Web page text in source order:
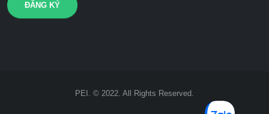
ĐĂNG KÝ
PEI. © 2022. All Rights Reserved.